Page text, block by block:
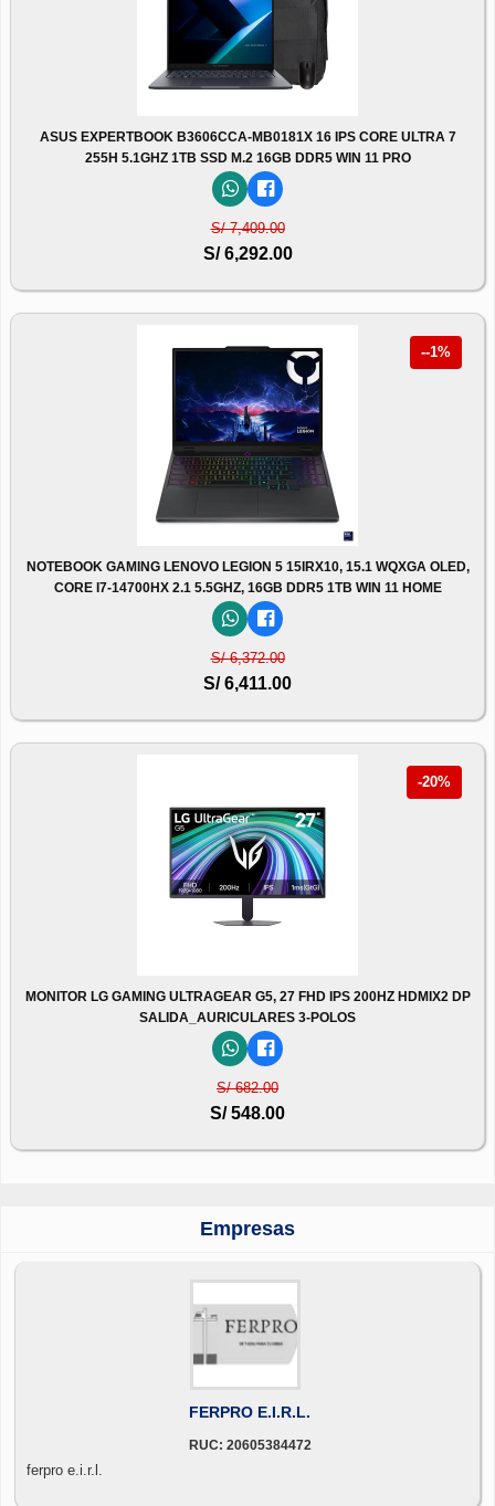
ASUS EXPERTBOOK B3606CCA-MB0181X 16 IPS CORE ULTRA 7
255H 5.1GHZ 1TB SSD M.2 16GB DDR5 WIN 11 PRO
S/ 7,409.00
S/ 6,292.00
--1%
NOTEBOOK GAMING LENOVO LEGION 5 15IRX10, 15.1 WQXGA OLED,
CORE I7-14700HX 2.1 5.5GHZ, 16GB DDR5 1TB WIN 11 HOME
S/ 6,372.00
S/ 6,411.00
-20%
MONITOR LG GAMING ULTRAGEAR G5, 27 FHD IPS 200HZ HDMIX2 DP
SALIDA_AURICULARES 3-POLOS
S/ 682.00
S/ 548.00
Empresas
FERPRO E.I.R.L.
RUC: 20605384472
ferpro e.i.r.l.